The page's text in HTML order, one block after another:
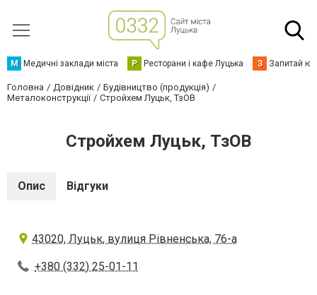
М Медичні заклади міста Р Ресторани і кафе Луцька З Запитай
Головна Довідник
Будівництво (продукція)
Металоконструкції
Стройхем Луцьк, ТзОВ
Стройхем Луцьк, ТзОВ
Опис Відгуки
43020, Луцьк, вулиця Рівненська, 76-а
+380 (332) 25-01-11